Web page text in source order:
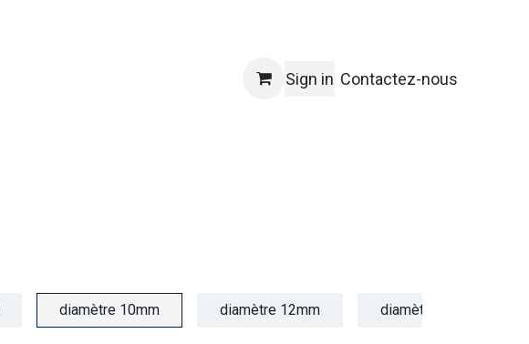
Sign in Contactez-nous
diamètre 10mm diamètre 12mm diamètre 14mm